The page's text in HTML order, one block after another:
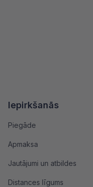
Iepirkšanās
Piegāde
Apmaksa
Jautājumi un atbildes
Distances līgums